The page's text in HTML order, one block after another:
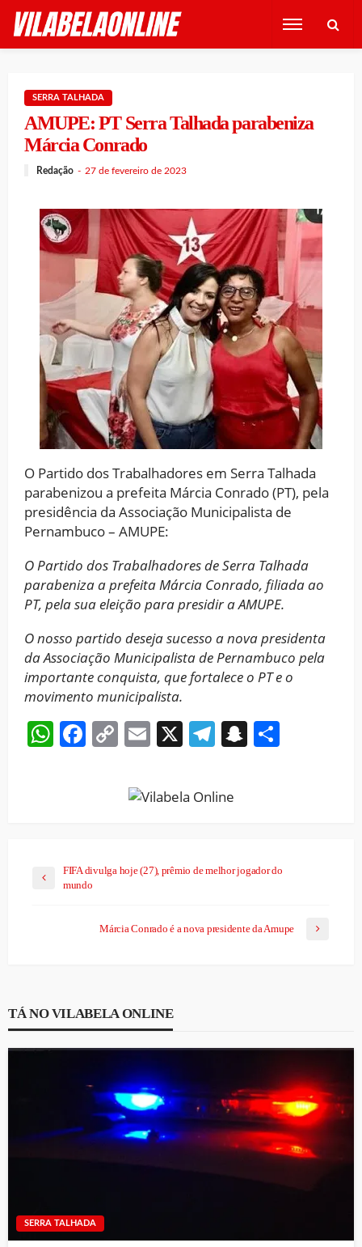
SERRA TALHADA
AMUPE: PT Serra Talhada parabeniza
Márcia Conrado
Redação 27 de fevereiro de 2023
O Partido dos Trabalhadores em Serra Talhada
parabenizou a prefeita Márcia Conrado (PT), pela
presidência da Associação Municipalista de
Pernambuco – AMUPE:
O Partido dos Trabalhadores de Serra Talhada
parabeniza a prefeita Márcia Conrado, filiada ao
PT, pela sua eleição para presidir a AMUPE.
O nosso partido deseja sucesso a nova presidenta
da Associação Municipalista de Pernambuco pela
importante conquista, que fortalece o PT e o
movimento municipalista.
WhatsApp
Facebook
CopyEmail
X Telegram
Snapchat
FIFA divulga hoje (27), prêmio de melhor jogador do
mundo
Márcia Conrado é a nova presidente da Amupe
TÁ NO VILABELA ONLINE
SERRA TALHADA